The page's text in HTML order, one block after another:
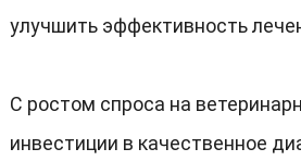
улучшить эффективность
С ростом спроса на
инвестиции в качественное